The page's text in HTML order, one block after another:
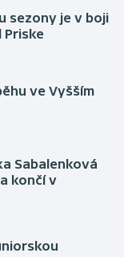
sezony je v boji
ve Vyšším
Sabalenková
končí v